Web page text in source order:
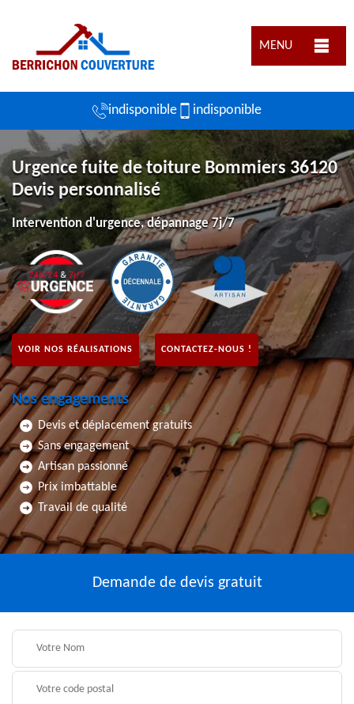
MENU
indisponible indisponible
Urgence fuite de toiture Bommiers 36120
Devis personnalisé
Intervention d'urgence, dépannage 7j/7
VOIR NOS RÉALISATIONS CONTACTEZ-NOUS !
Nos engagements
Devis et déplacement gratuits
Sans engagement
Artisan passionné
Prix imbattable
Travail de qualité
Demande de devis gratuit